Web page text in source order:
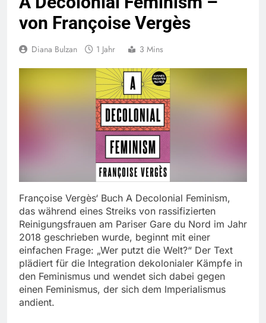
von Françoise Vergès
Diana Bulzan 1 Jahr 3 Mins
Françoise Vergès‘ Buch A Decolonial Feminism,
das während eines Streiks von rassifizierten
Reinigungsfrauen am Pariser Gare du Nord im Jahr
2018 geschrieben wurde, beginnt mit einer
einfachen Frage: „Wer putzt die Welt?“ Der Text
plädiert für die Integration dekolonialer Kämpfe in
den Feminismus und wendet sich dabei gegen
einen Feminismus, der sich dem Imperialismus
andient.